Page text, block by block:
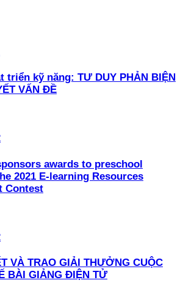
triển kỹ năng: TƯ DUY PHẢN BIỆN
VẤN ĐỀ
awards to preschool
2021 E-learning Resources
Contest
VÀ TRAO GIẢI THƯỞNG CUỘC
BÀI GIẢNG ĐIỆN TỬ